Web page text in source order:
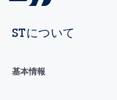
STについて
基本情報